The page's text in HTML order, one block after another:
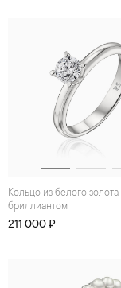
Кольцо из белого золота с
бриллиантом
211 000 ₽